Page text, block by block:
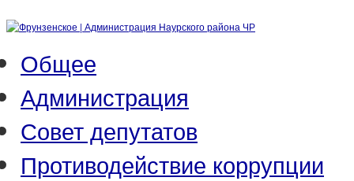
Общее
Администрация
Совет депутатов
Противодействие коррупции